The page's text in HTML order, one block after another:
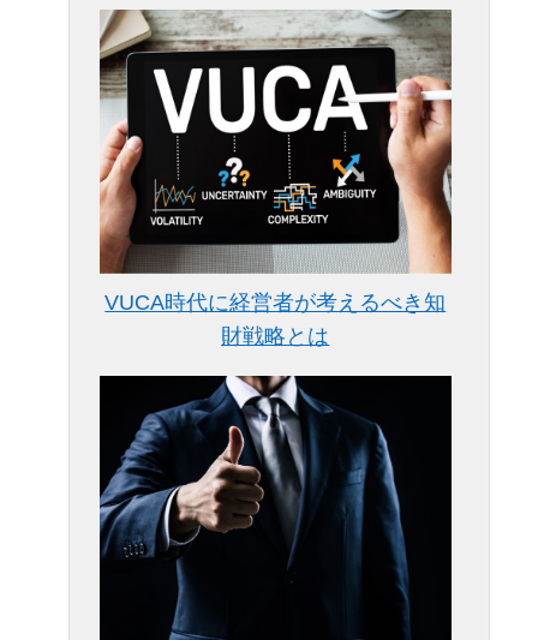
VUCA時代に経営者が考えるべき知
財戦略とは